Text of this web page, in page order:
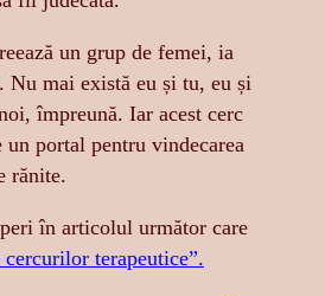
un grup de femei, ia
Nu mai există eu și tu, eu și
împreună. Iar acest cerc
un portal pentru vindecarea
rănite.
în articolul următor care
terapeutice”.